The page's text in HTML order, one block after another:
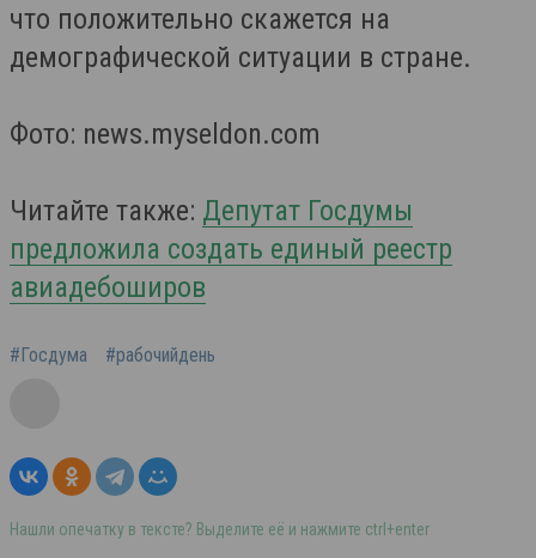
что положительно скажется на
демографической ситуации в стране.
Фото: news.myseldon.com
Читайте также: Депутат Госдумы
предложила создать единый реестр
авиадебоширов
#Госдума #рабочийдень
Нашли опечатку в тексте? Выделите её и нажмите ctrl+enter